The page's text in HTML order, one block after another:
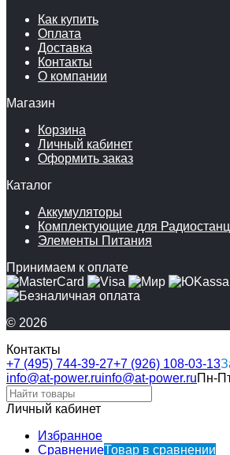
Как купить
Оплата
Доставка
Контакты
О компании
Магазин
Корзина
Личный кабинет
Оформить заказ
Каталог
Аккумуляторы
Комплектующие для
Элементы Питания
Принимаем к оплате
© 2026
Контакты
+7 (495) 744-39-27+7 (926) 108-03-13
info@at-power.ruinfo@at-power.ruПн-
Личный кабинет
Избранное
СравнениеТовар в сравнении